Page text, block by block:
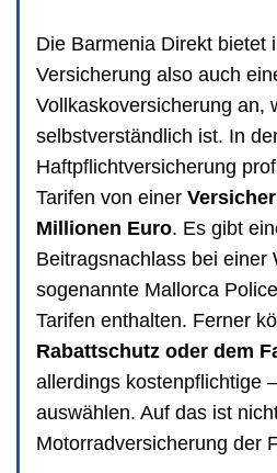
Die Barmenia Direkt bietet
Versicherung also auch
Vollkaskoversicherung an,
selbstverständlich ist. In
Haftpflichtversicherung
Tarifen von einer
Millionen Euro. Es gibt
Beitragsnachlass bei einer
sogenannte Mallorca
Tarifen enthalten. Ferner
Rabattschutz oder dem
allerdings kostenpflichtige
auswählen. Auf das ist
Motorradversicherung der